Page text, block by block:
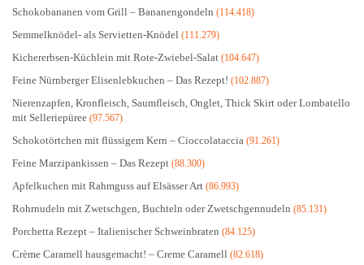
Schokobananen vom Grill – Bananengondeln (114.418)
Semmelknödel- als Servietten-Knödel (111.279)
Kichererbsen-Küchlein mit Rote-Zwiebel-Salat (104.647)
Feine Nürnberger Elisenlebkuchen – Das Rezept! (102.887)
Nierenzapfen, Kronfleisch, Saumfleisch, Onglet, Thick Skirt oder Lombatello
mit Selleriepüree (97.567)
Schokotörtchen mit flüssigem Kern – Cioccolataccia (91.261)
Feine Marzipankissen – Das Rezept (88.300)
Apfelkuchen mit Rahmguss auf Elsässer Art (86.993)
Rohrnudeln mit Zwetschgen, Buchteln oder Zwetschgennudeln (85.131)
Porchetta Rezept – Italienischer Schweinbraten (84.125)
Crème Caramell hausgemacht! – Creme Caramell (82.618)